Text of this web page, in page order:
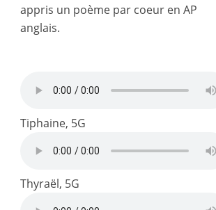
appris un poème par coeur en AP
anglais.
Tiphaine, 5G
Thyraël, 5G